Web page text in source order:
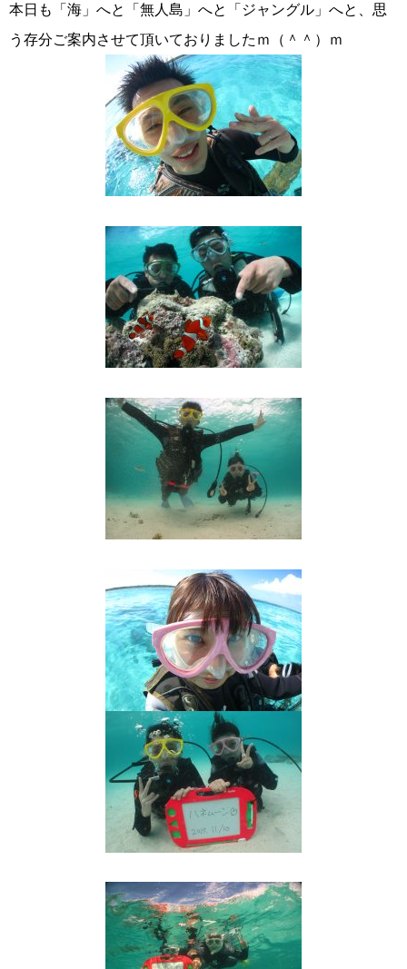
本日も「海」へと「無人島」へと「ジャングル」へと、思
う存分ご案内させて頂いておりましたｍ（＾＾）ｍ